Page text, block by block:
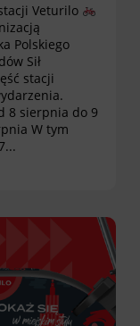
Veturilo
Polskiego
Sił
stacji
8 sierpnia do 9
W tym